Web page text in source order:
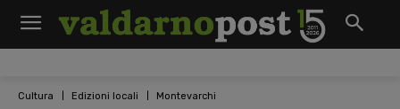
Cultura Edizioni locali Montevarchi